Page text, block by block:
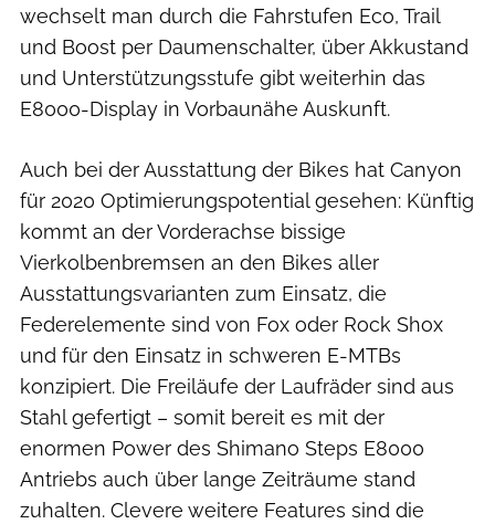
wechselt man durch die Fahrstufen Eco, Trail
und Boost per Daumenschalter, über Akkustand
und Unterstützungsstufe gibt weiterhin das
E8000-Display in Vorbaunähe Auskunft.
Auch bei der Ausstattung der Bikes hat Canyon
für 2020 Optimierungspotential gesehen: Künftig
kommt an der Vorderachse bissige
Vierkolbenbremsen an den Bikes aller
Ausstattungsvarianten zum Einsatz, die
Federelemente sind von Fox oder Rock Shox
und für den Einsatz in schweren E-MTBs
konzipiert. Die Freiläufe der Laufräder sind aus
Stahl gefertigt – somit bereit es mit der
enormen Power des Shimano Steps E8000
Antriebs auch über lange Zeiträume stand
zuhalten. Clevere weitere Features sind die